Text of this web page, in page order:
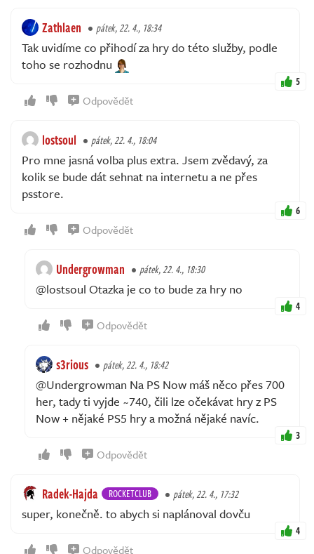
Zathlaen pátek, 22. 4., 18:34
Tak uvidíme co přihodí za hry do této služby, podle
toho se rozhodnu
5
Odpovědět
lostsoul pátek, 22. 4., 18:04
Pro mne jasná volba plus extra. Jsem zvědavý, za
kolik se bude dát sehnat na internetu a ne přes
psstore.
6
Odpovědět
Undergrowman pátek, 22. 4., 18:30
@lostsoul Otazka je co to bude za hry no
4
Odpovědět
s3rious pátek, 22. 4., 18:42
@Undergrowman Na PS Now máš něco přes 700
her, tady ti vyjde ~740, čili lze očekávat hry z PS
Now + nějaké PS5 hry a možná nějaké navíc.
3
Odpovědět
Radek-Hajda ROCKETCLUB pátek, 22. 4., 17:32
super, konečně. to abych si naplánoval dovču
4
Odpovědět